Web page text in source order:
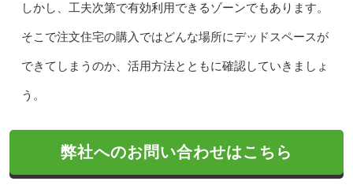
しかし、工夫次第で有効利用できるゾーンでもあります。
そこで注文住宅の購入ではどんな場所にデッドスペースが
できてしまうのか、活用方法とともに確認していきましょ
う。
弊社へのお問い合わせはこちら